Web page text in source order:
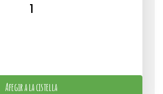
Afegir a la cistella